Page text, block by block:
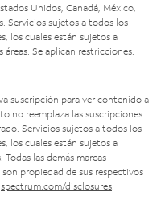
Unidos, Canadá, México,
Servicios sujetos a todos los
los cuales están sujetos a
Se aplican restricciones.
suscripción para ver contenido a
no reemplaza las suscripciones
Servicios sujetos a todos los
los cuales están sujetos a
las demás marcas
propiedad de sus respectivos
spectrum.com/disclosures